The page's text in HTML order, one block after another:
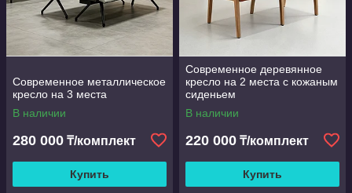
Современное металлическое
кресло на 3 места
В наличии
280 000 ₸/комплект
Купить
Современное деревянное
кресло на 2 места с кожаным
сиденьем
В наличии
220 000 ₸/комплект
Купить